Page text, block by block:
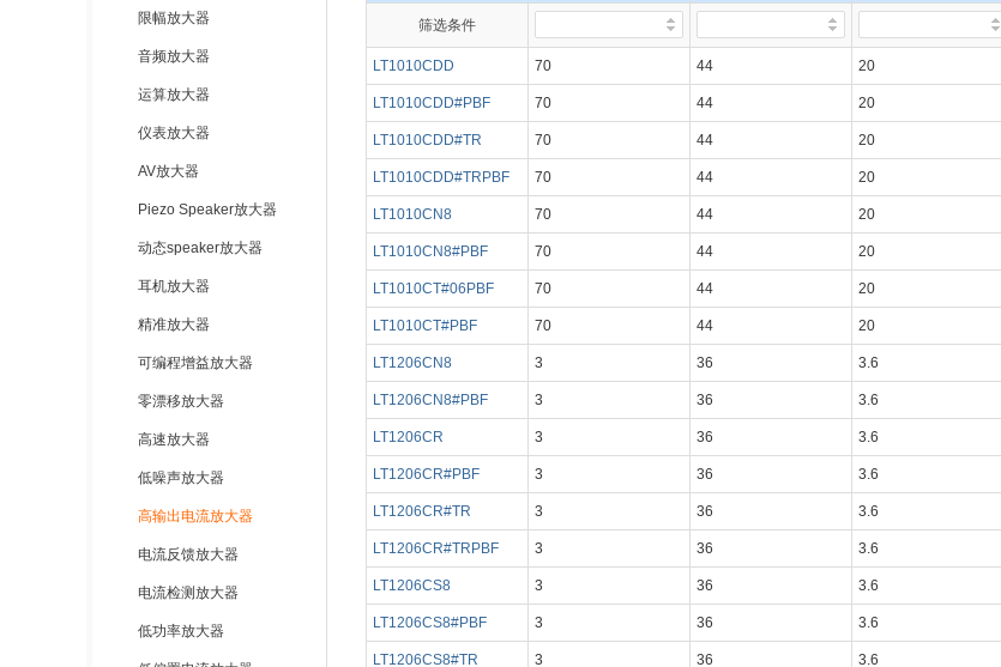
筛选条件
LT1010CDD 70 44 20
LT1010CDD#PBF 70 44 20
LT1010CDD#TR 70 44 20
LT1010CDD#TRPBF 70 44 20
LT1010CN8 70 44 20
LT1010CN8#PBF 70 44 20
LT1010CT#06PBF 70 44 20
LT1010CT#PBF 70 44 20
LT1206CN8 3 36 3.6
LT1206CN8#PBF 3 36 3.6
LT1206CR 3 36 3.6
LT1206CR#PBF 3 36 3.6
LT1206CR#TR 3 36 3.6
LT1206CR#TRPBF 3 36 3.6
LT1206CS8 3 36 3.6
LT1206CS8#PBF 3 36 3.6
LT1206CS8#TR 3 36 3.6
限幅放大器
音频放大器
运算放大器
仪表放大器
AV放大器
Piezo Speaker放大器
动态speaker放大器
耳机放大器
精准放大器
可编程增益放大器
零漂移放大器
高速放大器
低噪声放大器
高输出电流放大器
电流反馈放大器
电流检测放大器
低功率放大器